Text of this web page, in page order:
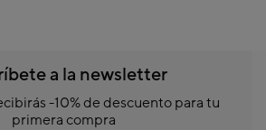
a la newsletter
-10% de descuento para tu
primera compra